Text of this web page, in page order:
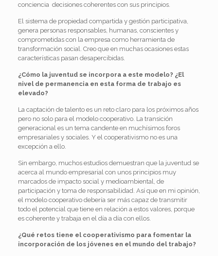
conciencia decisiones coherentes con sus principios.
El sistema de propiedad compartida y gestión participativa,
genera personas responsables, humanas, conscientes y
comprometidas con la empresa como herramienta de
transformación social. Creo que en muchas ocasiones estas
características pasan desapercibidas.
¿Cómo la juventud se incorpora a este modelo? ¿El
nivel de permanencia en esta forma de trabajo es
elevado?
La captación de talento es un reto claro para los próximos años
pero no solo para el modelo cooperativo. La transición
generacional es un tema candente en muchísimos foros
empresariales y sociales. Y el cooperativismo no es una
excepción a ello.
Sin embargo, muchos estudios demuestran que la juventud se
acerca al mundo empresarial con unos principios muy
marcados de impacto social y medioambiental, de
participación y toma de responsabilidad. Así que en mi opinión,
el modelo cooperativo debería ser más capaz de transmitir
todo el potencial que tiene en relación a estos valores, porque
es coherente y trabaja en el día a día con ellos.
¿Qué retos tiene el cooperativismo para fomentar la
incorporación de los jóvenes en el mundo del trabajo?